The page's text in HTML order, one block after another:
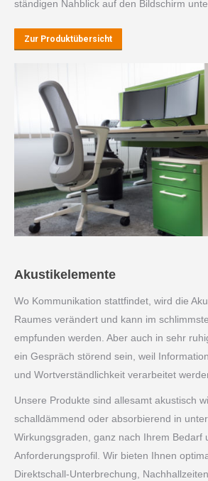
ständigen Nahblick auf den Bildschirm
Zur Produktübersicht
Akustikelemente
Wo Kommunikation stattfindet, wird die
Raumes verändert und kann im
empfunden werden. Aber auch in sehr
ein Gespräch störend sein, weil
und Wortverständlichkeit verarbeitet
Unsere Produkte sind allesamt akustisch
schalldämmend oder absorbierend in
Wirkungsgraden, ganz nach Ihrem Bedarf
Anforderungsprofil. Wir bieten Ihnen
Direktschall-Unterbrechung,